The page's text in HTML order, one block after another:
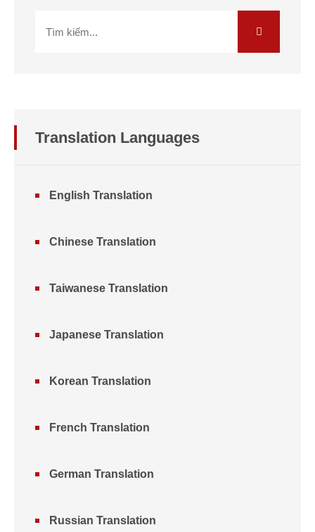
Translation Languages
English Translation
Chinese Translation
Taiwanese Translation
Japanese Translation
Korean Translation
French Translation
German Translation
Russian Translation